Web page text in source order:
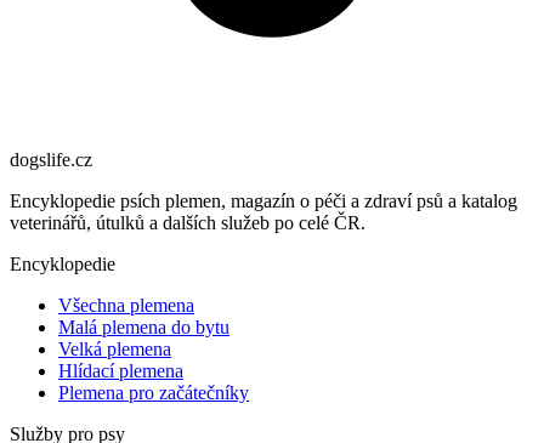
dogslife.cz
Encyklopedie psích plemen, magazín o péči a zdraví psů a katalog
veterinářů, útulků a dalších služeb po celé ČR.
Encyklopedie
Všechna plemena
Malá plemena do bytu
Velká plemena
Hlídací plemena
Plemena pro začátečníky
Služby pro psy